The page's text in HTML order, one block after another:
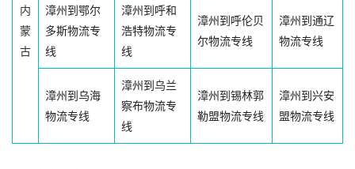
内
蒙
古
漳州到鄂尔
多斯物流专
线
漳州到呼和
浩特物流专
线
漳州到呼伦贝
尔物流专线
漳州到通辽
物流专线
漳州到乌海
物流专线
漳州到乌兰
察布物流专
线
漳州到锡林郭
勒盟物流专线
漳州到兴安
盟物流专线